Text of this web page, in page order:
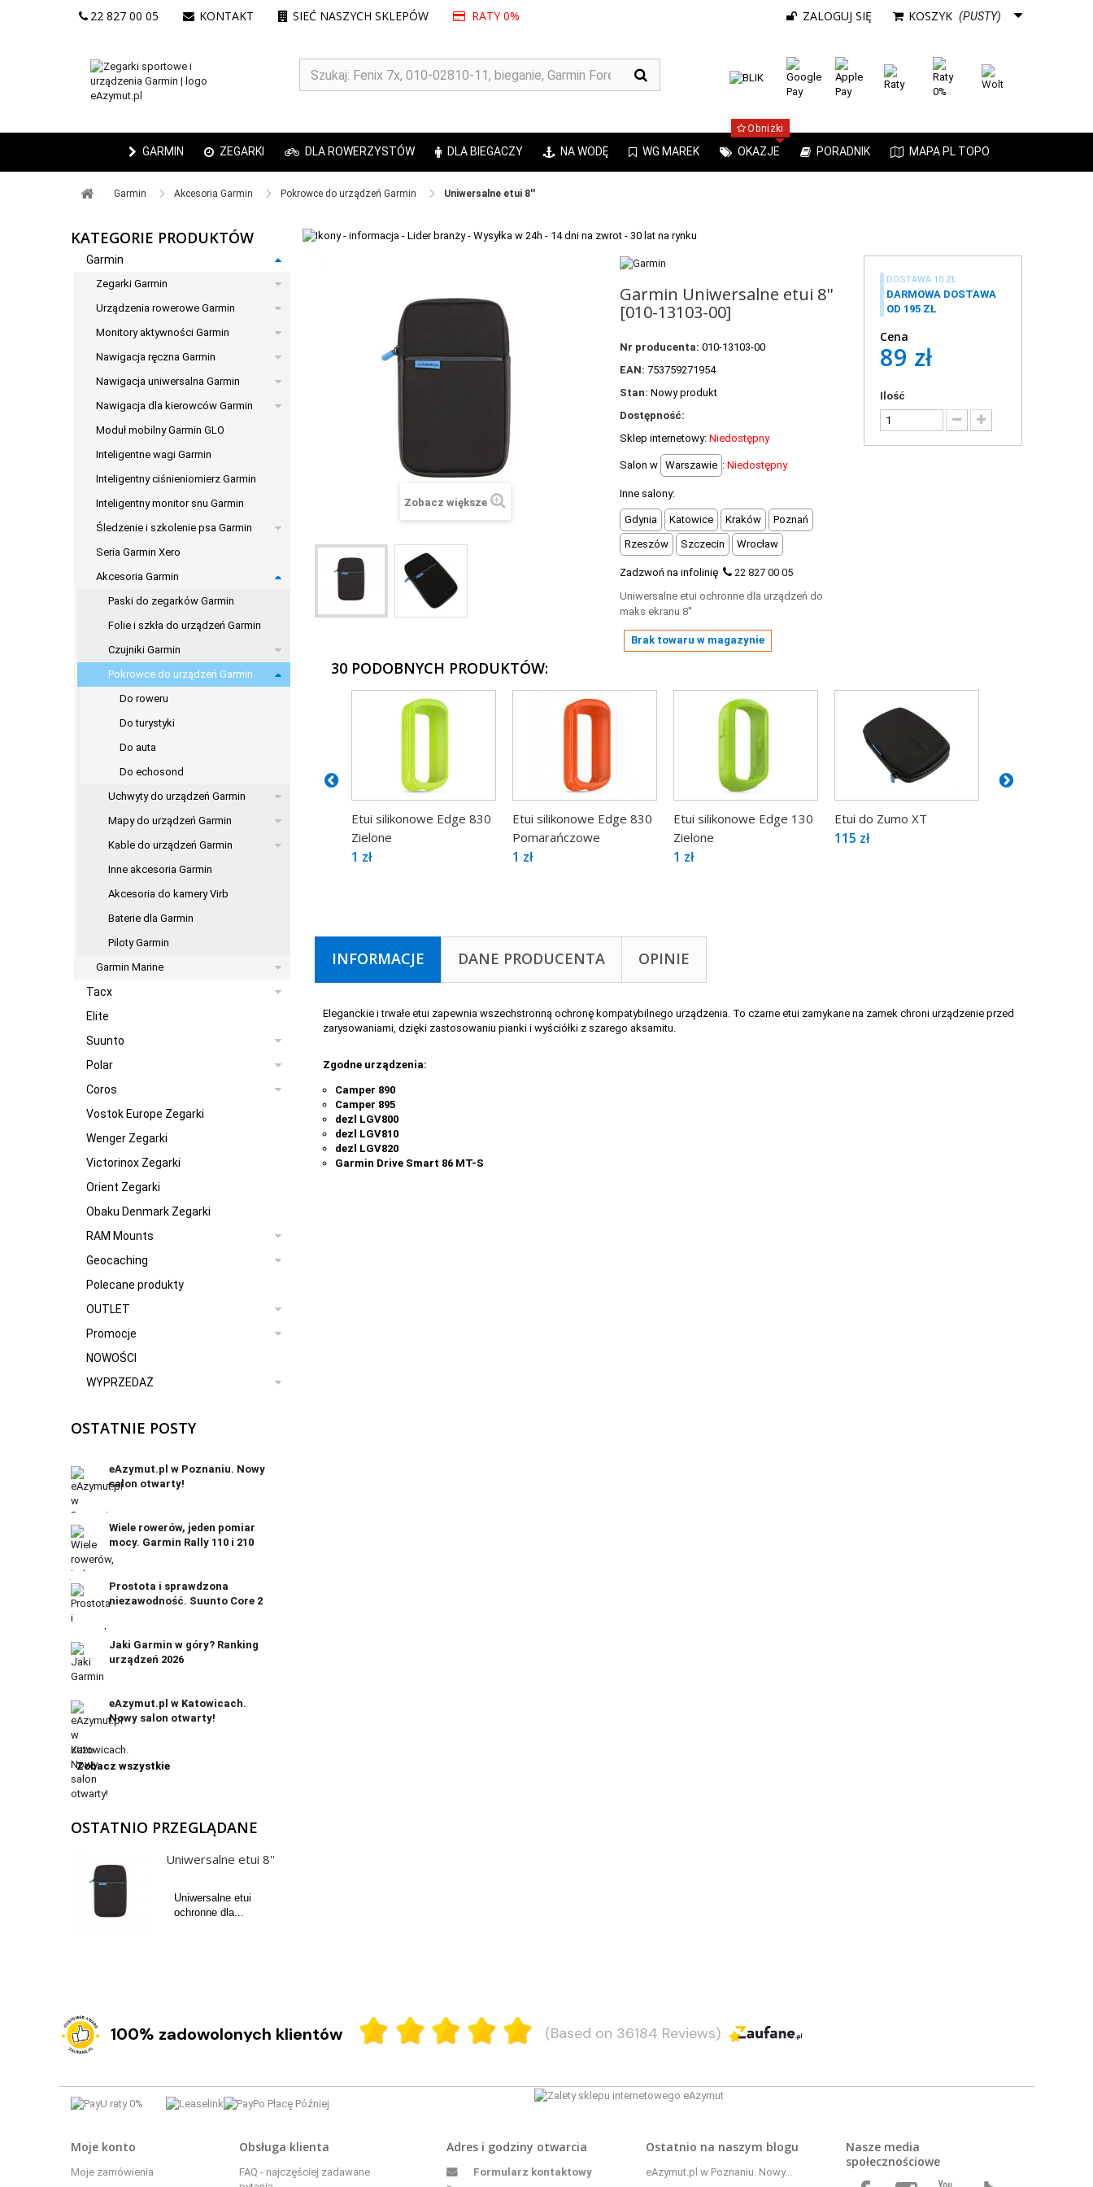
KOSZYK (PUSTY)
ZALOGUJ SIĘ
22 827 00 05 KONTAKT SIEĆ NASZYCH SKLEPÓW RATY 0%
GARMIN ZEGARKI DLA ROWERZYSTÓW DLA BIEGACZY NA WODĘ WG MAREK OKAZJE
Obniżki
PORADNIK MAPA PL TOPO
Garmin ​ Akcesoria Garmin ​ Pokrowce do urządzeń Garmin ​ Uniwersalne etui 8''
KATEGORIE PRODUKTÓW
Garmin
Zegarki Garmin
Urządzenia rowerowe Garmin
Monitory aktywności Garmin
Nawigacja ręczna Garmin
Nawigacja uniwersalna Garmin
Nawigacja dla kierowców Garmin
Moduł mobilny Garmin GLO
Inteligentne wagi Garmin
Inteligentny ciśnieniomierz Garmin
Inteligentny monitor snu Garmin
Śledzenie i szkolenie psa Garmin
Seria Garmin Xero
Akcesoria Garmin
Paski do zegarków Garmin
Folie i szkła do urządzeń Garmin
Czujniki Garmin
Pokrowce do urządzeń Garmin
Do roweru
Do turystyki
Do auta
Do echosond
Uchwyty do urządzeń Garmin
Mapy do urządzeń Garmin
Kable do urządzeń Garmin
Inne akcesoria Garmin
Akcesoria do kamery Virb
Baterie dla Garmin
Piloty Garmin
Garmin Marine
Tacx
Elite
Suunto
Polar
Coros
Vostok Europe Zegarki
Wenger Zegarki
Victorinox Zegarki
Orient Zegarki
Obaku Denmark Zegarki
RAM Mounts
Geocaching
Polecane produkty
OUTLET
Promocje
NOWOŚCI
WYPRZEDAŻ
OSTATNIE POSTY
eAzymut.pl w Poznaniu. Nowy
salon otwarty!
Wiele rowerów, jeden pomiar
mocy. Garmin Rally 110 i 210
Prostota i sprawdzona
niezawodność. Suunto Core 2
Jaki Garmin w góry? Ranking
urządzeń 2026
eAzymut.pl w Katowicach.
Nowy salon otwarty!
Zobacz wszystkie
OSTATNIO PRZEGLĄDANE
Uniwersalne etui 8''
Uniwersalne etui
ochronne dla...
Zobacz większe
Garmin Uniwersalne etui 8''
[010-13103-00]
Nr producenta: 010-13103-00
EAN: 753759271954
Stan: Nowy produkt
Dostępność:
Sklep internetowy: Niedostępny
Salon w Warszawie : Niedostępny
Inne salony:
Gdynia Katowice Kraków
Poznań
Rzeszów
Szczecin Wrocław
Zadzwoń na infolinię
22 827 00 05
Uniwersalne etui ochronne dla urządzeń do
maks ekranu 8''
Brak towaru w magazynie
DOSTAWA 10 ZŁ
DARMOWA DOSTAWA
OD 195 ZŁ
Cena
89 zł
Ilość
30 PODOBNYCH PRODUKTÓW:
Etui silikonowe Edge 830
Zielone
1 zł
Etui silikonowe Edge 830
Pomarańczowe
1 zł
Etui silikonowe Edge 130
Zielone
1 zł
Etui do Zumo XT
115 zł
INFORMACJE DANE PRODUCENTA OPINIE
Eleganckie i trwałe etui zapewnia wszechstronną ochronę kompatybilnego urządzenia. To czarne etui zamykane na zamek chroni urządzenie przed
zarysowaniami, dzięki zastosowaniu pianki i wyściółki z szarego aksamitu.
Zgodne urządzenia:
Camper 890
Camper 895
dezl LGV800
dezl LGV810
dezl LGV820
Garmin Drive Smart 86 MT-S
100% zadowolonych klientów (Based on 36184 Reviews)
Moje konto
Moje zamówienia
Obsługa klienta
FAQ - najczęściej zadawane
Adres i godziny otwarcia
Formularz kontaktowy
Ostatnio na naszym blogu
eAzymut.pl w Poznaniu. Nowy...
Nasze media
społecznościowe